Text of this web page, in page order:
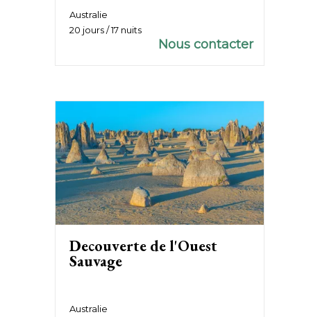
Australie
20 jours / 17 nuits
Nous contacter
Decouverte de l'Ouest
Sauvage
Australie